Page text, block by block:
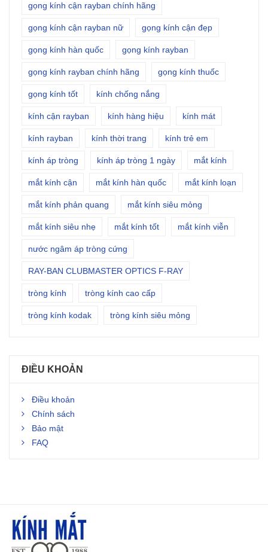
gọng kính cận rayban chính hãng
gọng kính cận rayban nữ gọng kính cận đẹp
gọng kính hàn quốc gọng kính rayban
gọng kính rayban chính hãng gọng kính thuốc
gọng kính tốt kính chống nắng
kính cận rayban kính hàng hiệu kính mát
kính rayban kính thời trang kính trẻ em
kính áp tròng kính áp tròng 1 ngày mắt kính
mắt kính cận mắt kính hàn quốc mắt kính loạn
mắt kính phản quang mắt kính siêu mỏng
mắt kính siêu nhẹ mắt kính tốt mắt kính viễn
nước ngâm áp tròng cứng
RAY-BAN CLUBMASTER OPTICS F-RAY
tròng kính tròng kính cao cấp
tròng kính kodak tròng kính siêu mỏng
ĐIỀU KHOẢN
Điều khoản
Chính sách
Bảo mật
FAQ